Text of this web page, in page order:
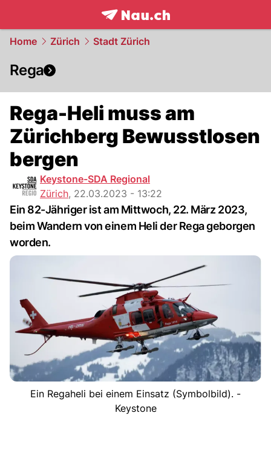
frontpage.NAU.ch
Home Zürich Stadt Zürich
Rega
Rega-Heli muss am
Zürichberg Bewusstlosen
bergen
Keystone-SDA Regional
Zürich, 22.03.2023 - 13:22
Ein 82-Jähriger ist am Mittwoch, 22. März 2023,
beim Wandern von einem Heli der Rega geborgen
worden.
Ein Regaheli bei einem Einsatz (Symbolbild). -
Keystone